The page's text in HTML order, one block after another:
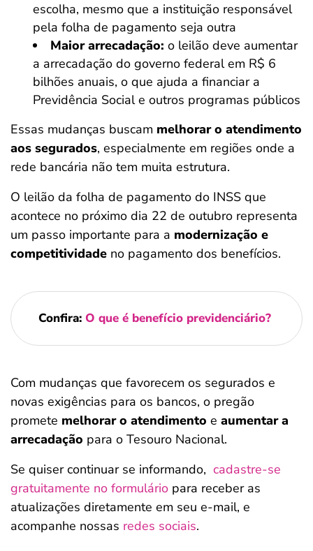
escolha, mesmo que a instituição responsável
pela folha de pagamento seja outra
Maior arrecadação: o leilão deve aumentar
a arrecadação do governo federal em R$ 6
bilhões anuais, o que ajuda a financiar a
Previdência Social e outros programas públicos
Essas mudanças buscam melhorar o atendimento
aos segurados, especialmente em regiões onde a
rede bancária não tem muita estrutura.
O leilão da folha de pagamento do INSS que
acontece no próximo dia 22 de outubro representa
um passo importante para a modernização e
competitividade no pagamento dos benefícios.
Confira: O que é benefício previdenciário?
Com mudanças que favorecem os segurados e
novas exigências para os bancos, o pregão
promete melhorar o atendimento e aumentar a
arrecadação para o Tesouro Nacional.
Se quiser continuar se informando, cadastre-se
gratuitamente no formulário para receber as
atualizações diretamente em seu e-mail, e
acompanhe nossas redes sociais.